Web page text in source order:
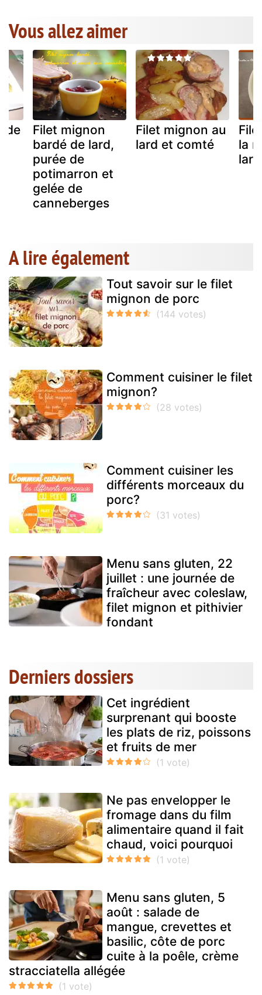
Vous allez aimer
de
Filet mignon
bardé de lard,
purée de
potimarron et
gelée de
canneberges
Filet mignon au
lard et comté
la
A lire également
Tout savoir sur le filet
mignon de porc
Comment cuisiner le filet
mignon?
Comment cuisiner les
différents morceaux du
porc?
Menu sans gluten, 22
juillet : une journée de
fraîcheur avec coleslaw,
filet mignon et pithivier
fondant
Derniers dossiers
Cet ingrédient
surprenant qui booste
les plats de riz, poissons
et fruits de mer
Ne pas envelopper le
fromage dans du film
alimentaire quand il fait
chaud, voici pourquoi
Menu sans gluten, 5
août : salade de
mangue, crevettes et
basilic, côte de porc
cuite à la poêle, crème
stracciatella allégée